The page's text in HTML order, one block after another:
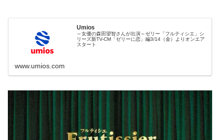
Umios
～女優の森田望智さんが出演～ゼリー「フルティシエ」シ
リーズ新TV-CM「ゼリーに恋」編3/14（金）よりオンエア
スタート
www.umios.com